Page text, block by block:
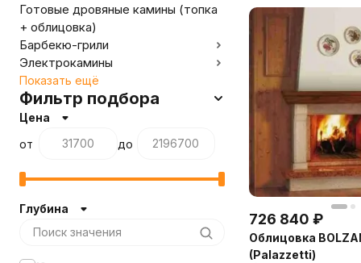
726 840 ₽
Облицовка
(Palazzetti)
Готовые дровяные камины (топка
+ облицовка)
Барбекю-грили
Электрокамины
Показать ещё
Фильтр подбора
Цена
от
до
Глубина